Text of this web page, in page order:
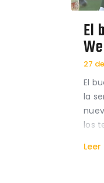
El
27
El
la
los